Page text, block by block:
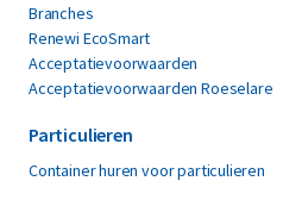
Branches
Renewi EcoSmart
Acceptatievoorwaarden
Acceptatievoorwaarden Roeselare
Particulieren
Container huren voor particulieren